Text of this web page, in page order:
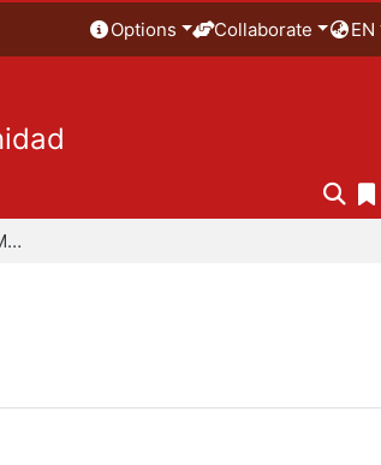
Options Collaborate EN
Ciencias e Ingeniería de Materiales